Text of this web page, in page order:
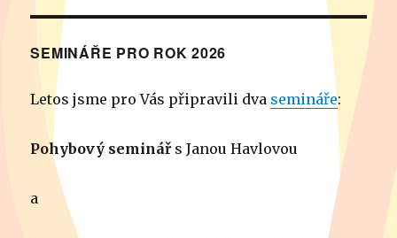
SEMINÁŘE PRO ROK 2026
Letos jsme pro Vás připravili dva semináře:
Pohybový seminář s Janou Havlovou
a